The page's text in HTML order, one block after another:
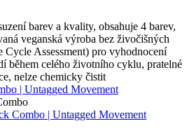
barev a kvality, obsahuje 4 barev,
veganská výroba bez živočišných
Assessment) pro vyhodnocení
během celého životního cyklu, pratelné
nelze chemicky čistit
| Untagged Movement
Combo | Untagged Movement